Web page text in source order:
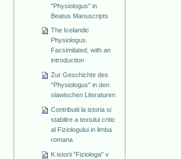
"Physiologus" in
Beatus Manuscripts
The Icelandic
Physiologus.
Facsimilated, with an
introduction
Zur Geschichte des
"Physiologus" in den
slawischen Literaturen
Contributii la istoria si
stabilire a textului critic
al Fiziologului in limba
romana
K istorii "Fiziologa" v